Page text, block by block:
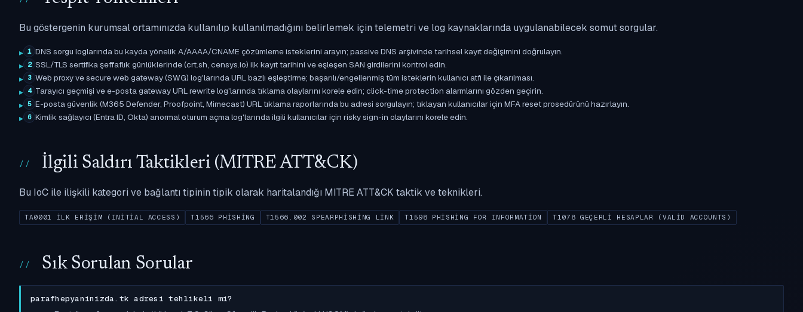
Bu göstergenin kurumsal ortamınızda kullanılıp kullanılmadığını belirlemek için telemetri ve log kaynaklarında uygulanabilecek somut sorgular.
1 DNS sorgu loglarında bu kayda yönelik A/AAAA/CNAME çözümleme isteklerini arayın; passive DNS arşivinde tarihsel kayıt değişimini doğrulayın.
2 SSL/TLS sertifika şeffaflık günlüklerinde (crt.sh, censys.io) ilk kayıt tarihini ve eşleşen SAN girdilerini kontrol edin.
3 Web proxy ve secure web gateway (SWG) log'larında URL bazlı eşleştirme; başarılı/engellenmiş tüm isteklerin kullanıcı atfı ile çıkarılması.
4 Tarayıcı geçmişi ve e-posta gateway URL rewrite log'larında tıklama olaylarını korele edin; click-time protection alarmlarını gözden geçirin.
5 E-posta güvenlik (M365 Defender, Proofpoint, Mimecast) URL tıklama raporlarında bu adresi sorgulayın; tıklayan kullanıcılar için MFA reset prosedürünü hazırlayın.
6 Kimlik sağlayıcı (Entra ID, Okta) anormal oturum açma log'larında ilgili kullanıcılar için risky sign-in olaylarını korele edin.
İlgili Saldırı Taktikleri (MITRE ATT&CK)
Bu IoC ile ilişkili kategori ve bağlantı tipinin tipik olarak haritalandığı MITRE ATT&CK taktik ve teknikleri.
TA0001 İLK ERIŞIM (INITIAL ACCESS) T1566 PHISHING T1566.002 SPEARPHISHING LINK T1598 PHISHING FOR INFORMATION T1078 GEÇERLI HESAPLAR (VALID ACCOUNTS)
Sık Sorulan Sorular
parafhepyaninizda.tk adresi tehlikeli mi?